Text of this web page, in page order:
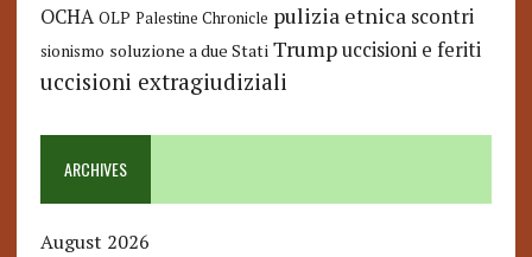
OCHA OLP Palestine Chronicle pulizia etnica scontri
sionismo soluzione a due Stati Trump uccisioni e feriti
uccisioni extragiudiziali
ARCHIVES
August 2026